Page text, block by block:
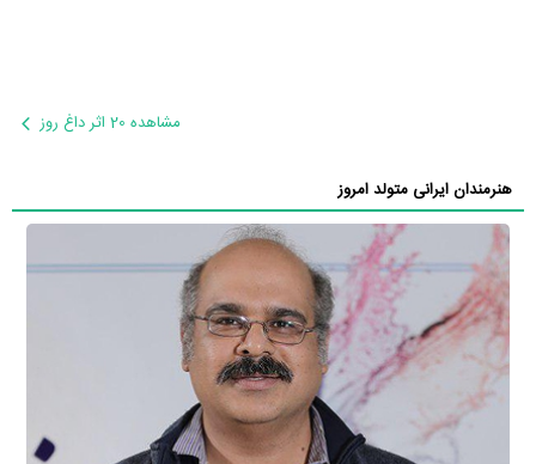
مشاهده 20 اثر داغ روز
هنرمندان ایرانی متولد امروز